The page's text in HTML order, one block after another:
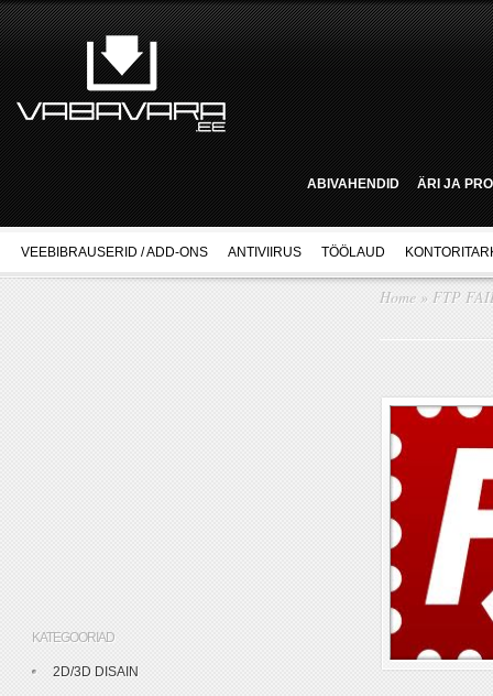
ABIVAHENDID ÄRI JA
VEEBIBRAUSERID / ADD-ONS ANTIVIIRUS TÖÖLAUD
Home » FTP
KATEGOORIAD
2D/3D DISAIN